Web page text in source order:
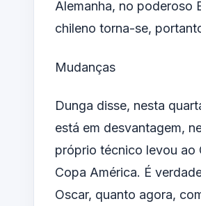
Alemanha, no poderoso
chileno torna-se,
Mudanças
Dunga disse, nesta
está em desvantagem,
próprio técnico levou ao
Copa América. É
Oscar, quanto agora,